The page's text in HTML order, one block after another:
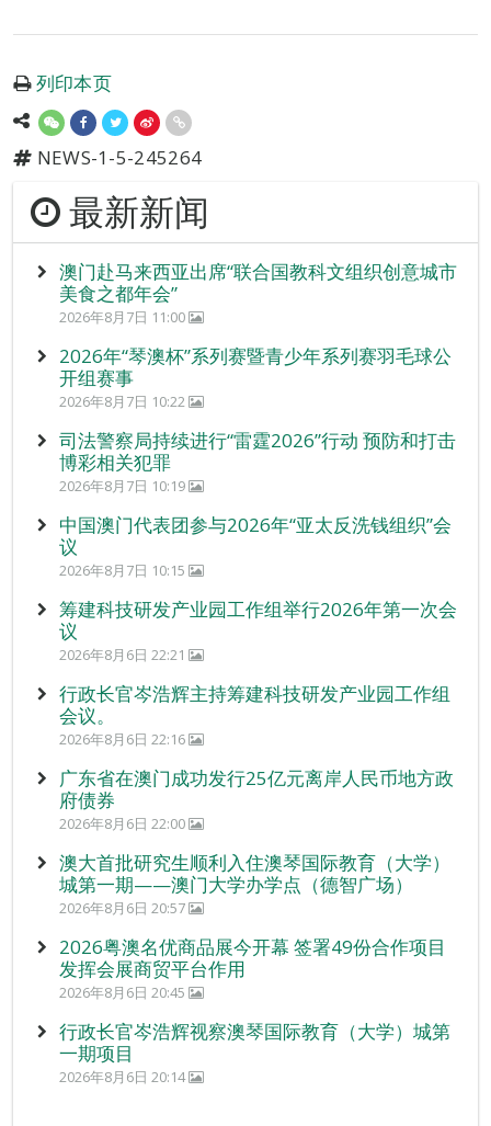
列印本页
NEWS-1-5-245264
最新新闻
澳门赴马来西亚出席“联合国教科文组织创意城市
美食之都年会”
2026年8月7日 11:00
2026年“琴澳杯”系列赛暨青少年系列赛羽毛球公
开组赛事
2026年8月7日 10:22
司法警察局持续进行“雷霆2026”行动 预防和打击
博彩相关犯罪
2026年8月7日 10:19
中国澳门代表团参与2026年“亚太反洗钱组织”会
议
2026年8月7日 10:15
筹建科技研发产业园工作组举行2026年第一次会
议
2026年8月6日 22:21
行政长官岑浩辉主持筹建科技研发产业园工作组
会议。
2026年8月6日 22:16
广东省在澳门成功发行25亿元离岸人民币地方政
府债券
2026年8月6日 22:00
澳大首批研究生顺利入住澳琴国际教育（大学）
城第一期——澳门大学办学点（德智广场）
2026年8月6日 20:57
2026粤澳名优商品展今开幕 签署49份合作项目
发挥会展商贸平台作用
2026年8月6日 20:45
行政长官岑浩辉视察澳琴国际教育（大学）城第
一期项目
2026年8月6日 20:14